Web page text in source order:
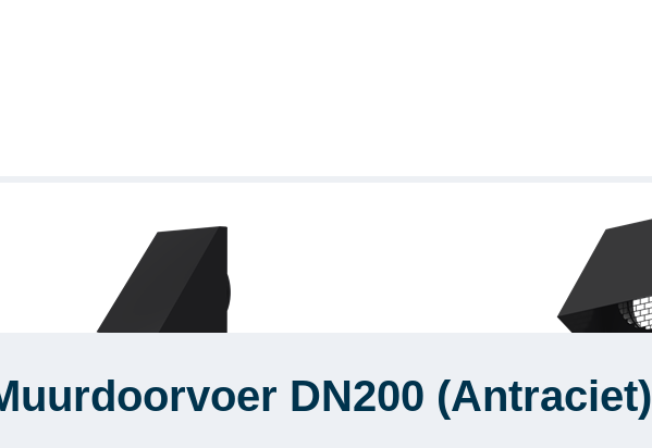
DN200 (Antraciet)